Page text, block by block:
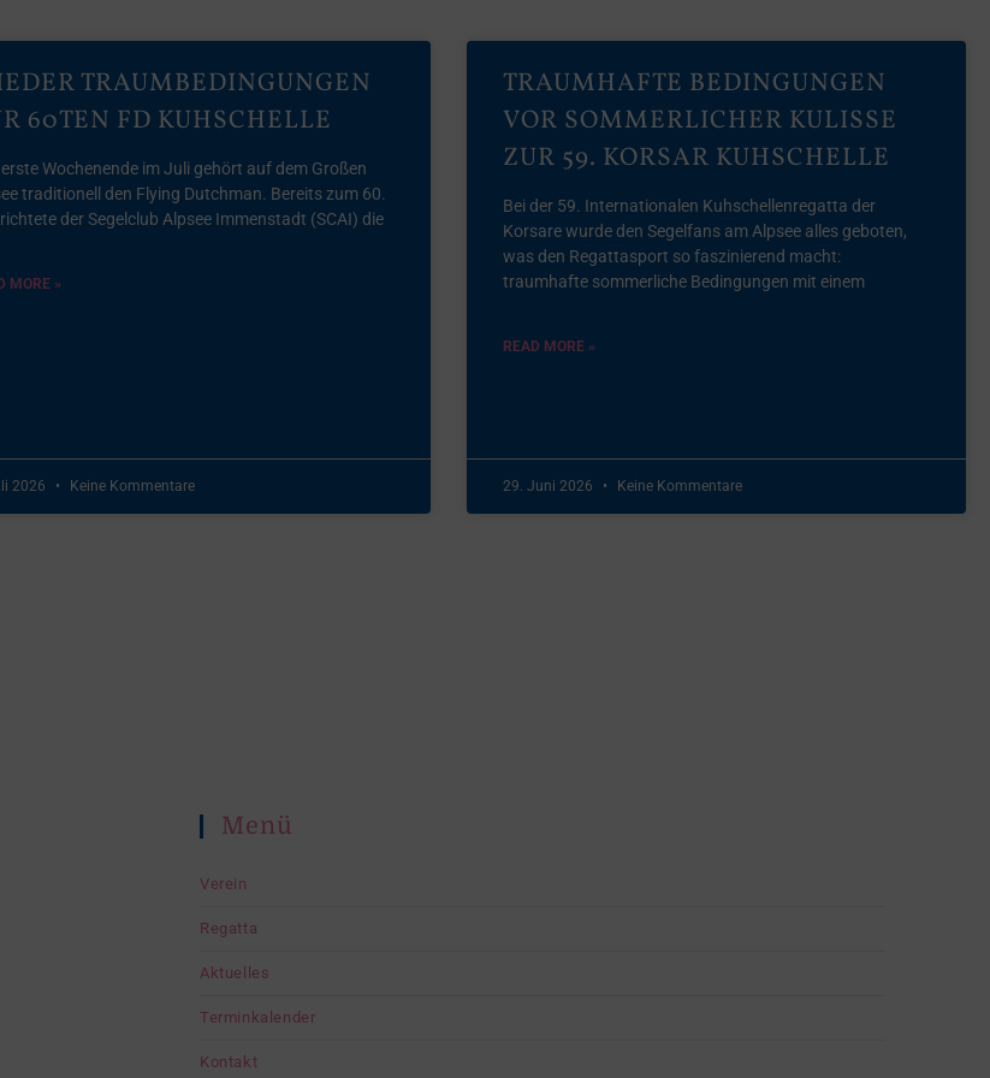
TRAUMBEDINGUNGEN
60TEN FD KUHSCHELLE
erste Wochenende im Juli gehört auf dem Großen
traditionell den Flying Dutchman. Bereits zum 60.
der Segelclub Alpsee Immenstadt (SCAI) die
MORE »
2026 Keine Kommentare
TRAUMHAFTE BEDINGUNGEN
VOR SOMMERLICHER KULISSE
ZUR 59. KORSAR KUHSCHELLE
Bei der 59. Internationalen Kuhschellenregatta der
Korsare wurde den Segelfans am Alpsee alles geboten,
was den Regattasport so faszinierend macht:
traumhafte sommerliche Bedingungen mit einem
READ MORE »
29. Juni 2026 Keine Kommentare
Menü
Verein
Regatta
Aktuelles
Terminkalender
Kontakt